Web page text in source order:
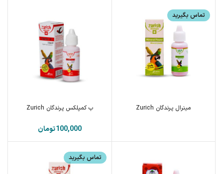
تماس بگیرید
مینرال پرندگان Zurich ب کمپلکس پرندگان Zurich
تومان
تماس بگیرید